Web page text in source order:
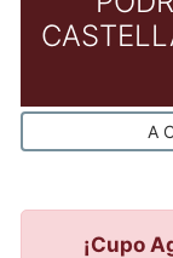
A
¡Cupo